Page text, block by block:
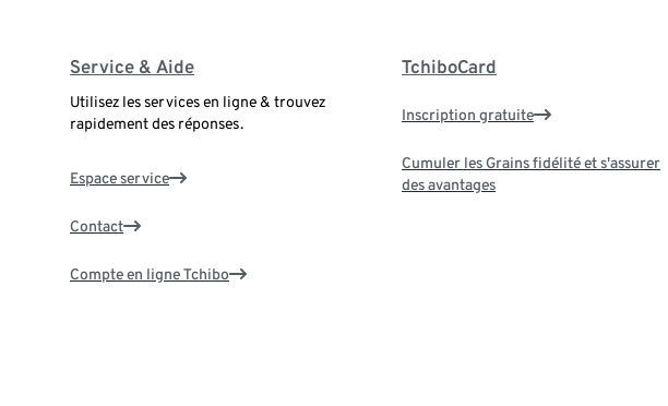
Service & Aide
Utilisez les services en ligne & trouvez
rapidement des réponses.
Espace service
Contact
Compte en ligne Tchibo
TchiboCard
Inscription gratuite
Cumuler les Grains fidélité et s'assurer
des avantages